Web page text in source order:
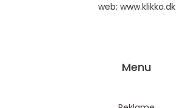
web: www.klikko.dk
Menu